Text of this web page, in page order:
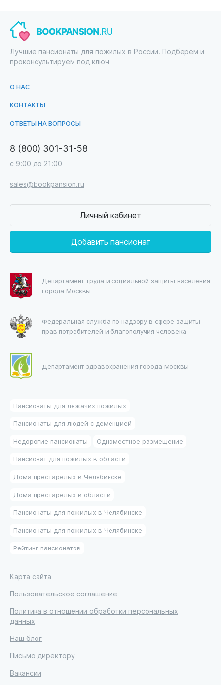
Лучшие пансионаты для пожилых в России. Подберем и
проконсультируем под ключ.
О НАС
КОНТАКТЫ
ОТВЕТЫ НА ВОПРОСЫ
8 (800) 301-31-58
с 9:00 до 21:00
sales@bookpansion.ru
Личный кабинет
Добавить пансионат
Департамент труда и социальной защиты населения
города Москвы
Федеральная служба по надзору в сфере защиты
прав потребителей и благополучия человека
Департамент здравохранения города Москвы
Пансионаты для лежачих пожилых
Пансионаты для людей с деменцией
Недорогие пансионаты Одноместное размещение
Пансионат для пожилых в области
Дома престарелых в Челябинске
Дома престарелых в области
Пансионаты для пожилых в Челябинске
Пансионаты для пожилых в Челябинске
Рейтинг пансионатов
Карта сайта
Пользовательское соглашение
Политика в отношении обработки персональных
данных
Наш блог
Письмо директору
Вакансии